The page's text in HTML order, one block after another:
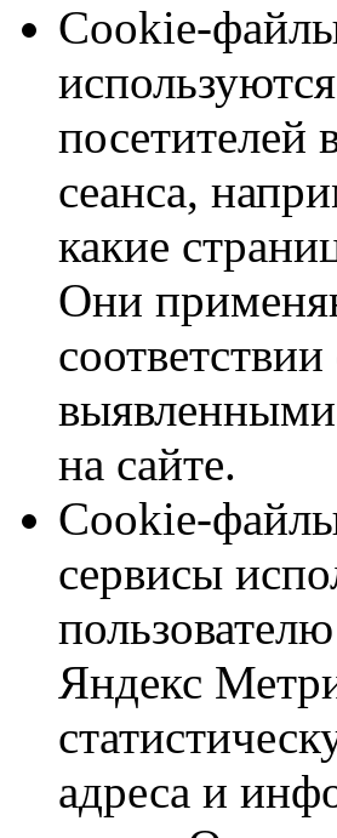
Cookie-
посетителей
сеанса,
какие
Они
на сайте.
Cookie-
сервисы
Яндекс
адреса и